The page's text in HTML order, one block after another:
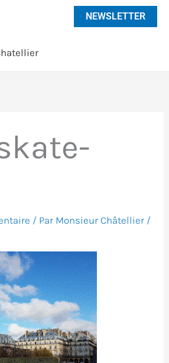
NEWSLETTER
/ Par Monsieur Châtellier /